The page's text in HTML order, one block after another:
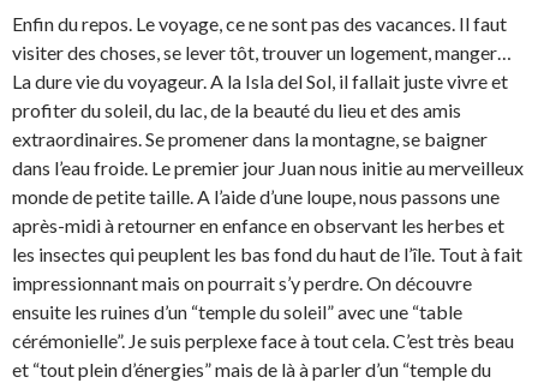
Enfin du repos. Le voyage, ce ne sont pas des vacances. Il faut
visiter des choses, se lever tôt, trouver un logement, manger…
La dure vie du voyageur. A la Isla del Sol, il fallait juste vivre et
profiter du soleil, du lac, de la beauté du lieu et des amis
extraordinaires. Se promener dans la montagne, se baigner
dans l’eau froide. Le premier jour Juan nous initie au merveilleux
monde de petite taille. A l’aide d’une loupe, nous passons une
après-midi à retourner en enfance en observant les herbes et
les insectes qui peuplent les bas fond du haut de l’île. Tout à fait
impressionnant mais on pourrait s’y perdre. On découvre
ensuite les ruines d’un “temple du soleil” avec une “table
cérémonielle”. Je suis perplexe face à tout cela. C’est très beau
et “tout plein d’énergies” mais de là à parler d’un “temple du